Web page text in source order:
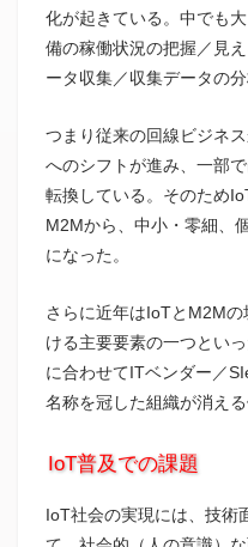
化が起きている。中でも
備の稼働状況の把握／見
ータ収集／収集データの
つまり従来の回線ビジネ
へのシフトが進み、一部
転換している。そのため
M2Mから、中小・零細、
になった。
さらに近年はIoTとM2M
ける主要要素の一つとい
に合わせてITベンダー／
名称を冠した組織が消える
IoT普及での課題
IoT社会の実現には、技術